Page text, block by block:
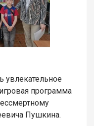
увлекательное
программа
Пушкина.